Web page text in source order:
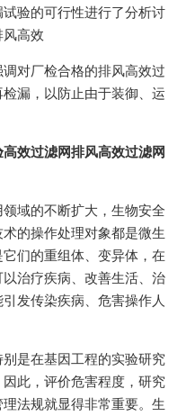
验的可行性进行了分析讨
高效
对厂检合格的排风高效过
漏，以防止由于装御、运
效过滤网排风高效过滤网
域的不断扩大，生物安全
的操作处理对象都是微生
们的重组体、变异体，在
治疗疾病、改善生活、治
发传染疾病、危害操作人
是在基因工程的实验研究
此，评价危害程度，研究
法规就显得非常重要。生